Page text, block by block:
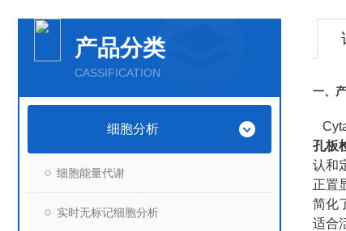
产品分类
CASSIFICATION
细胞分析
细胞能量代谢
实时无标记细胞分析
一、
孔板
认和
正置
简化
适合